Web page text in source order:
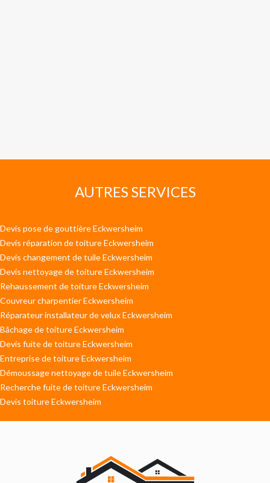
AUTRES SERVICES
Devis pose de gouttière Eckwersheim
Devis réparation de toiture Eckwersheim
Devis changement de tuile Eckwersheim
Devis nettoyage de toiture Eckwersheim
Rehaussement de toiture Eckwersheim
Couvreur charpentier Eckwersheim
Réparateur installateur de velux Eckwersheim
Bâchage de toiture Eckwersheim
Devis fuite de toiture Eckwersheim
Entreprise de toiture Eckwersheim
Démoussage nettoyage de tuile Eckwersheim
Recherche fuite de toiture Eckwersheim
Devis toiture Eckwersheim